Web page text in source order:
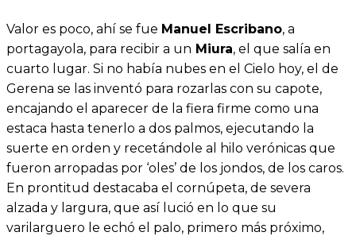
Valor es poco, ahí se fue Manuel Escribano, a
portagayola, para recibir a un Miura, el que salía en
cuarto lugar. Si no había nubes en el Cielo hoy, el de
Gerena se las inventó para rozarlas con su capote,
encajando el aparecer de la fiera firme como una
estaca hasta tenerlo a dos palmos, ejecutando la
suerte en orden y recetándole al hilo verónicas que
fueron arropadas por ‘oles’ de los jondos, de los caros.
En prontitud destacaba el cornúpeta, de severa
alzada y largura, que así lució en lo que su
varilarguero le echó el palo, primero más próximo,